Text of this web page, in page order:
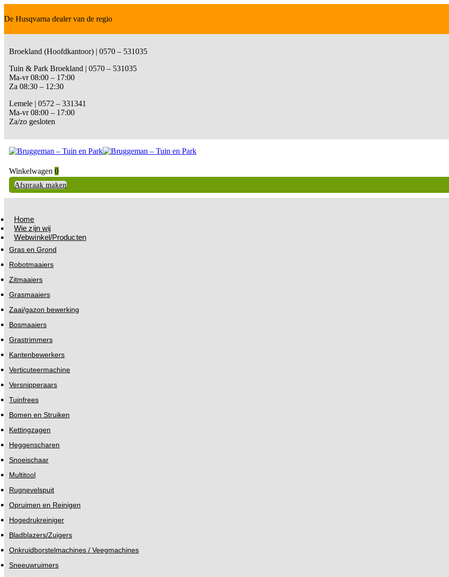
De Husqvarna dealer van de regio
Broekland (Hoofdkantoor) | 0570 – 531035
Tuin & Park Broekland | 0570 – 531035
Ma-vr 08:00 – 17:00
Za 08:30 – 12:30
Lemele | 0572 – 331341
Ma-vr 08:00 – 17:00
Za/zo gesloten
Winkelwagen 0
Afspraak maken
Home
Wie zijn wij
Webwinkel/Producten
Gras en Grond
Robotmaaiers
Zitmaaiers
Grasmaaiers
Zaai/gazon bewerking
Bosmaaiers
Grastrimmers
Kantenbewerkers
Verticuteermachine
Versnipperaars
Tuinfrees
Bomen en Struiken
Kettingzagen
Heggenscharen
Snoeischaar
Multitool
Rugnevelspuit
Opruimen en Reinigen
Hogedrukreiniger
Bladblazers/Zuigers
Onkruidborstelmachines / Veegmachines
Sneeuwruimers